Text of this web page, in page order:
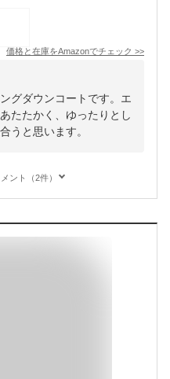
価格と在庫をAmazonでチェック >>
グダウンコートです。エ
たたかく、ゆったりとし
うと思います。
ント（2件）